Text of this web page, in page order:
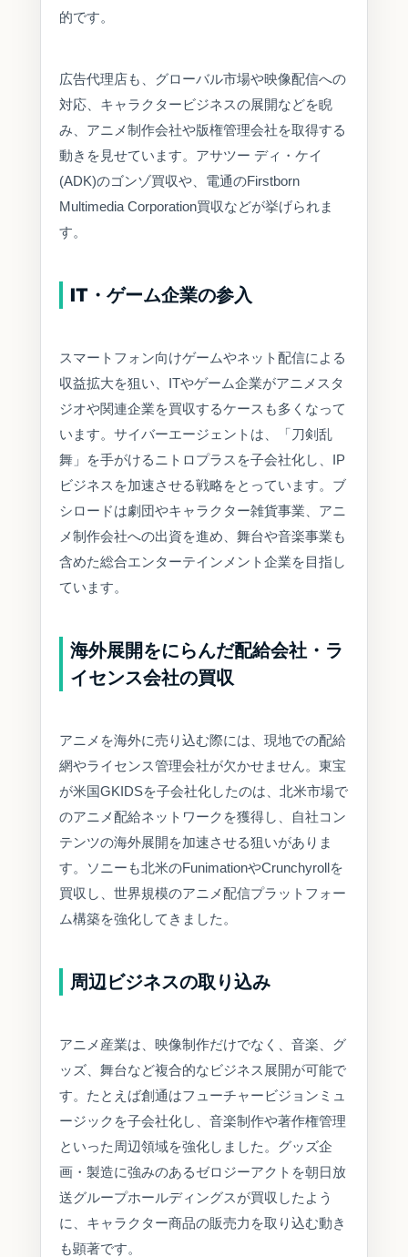
的です。
広告代理店も、グローバル市場や映像配信への
対応、キャラクタービジネスの展開などを睨
み、アニメ制作会社や版権管理会社を取得する
動きを見せています。アサツー ディ・ケイ
(ADK)のゴンゾ買収や、電通のFirstborn
Multimedia Corporation買収などが挙げられま
す。
IT・ゲーム企業の参入
スマートフォン向けゲームやネット配信による
収益拡大を狙い、ITやゲーム企業がアニメスタ
ジオや関連企業を買収するケースも多くなって
います。サイバーエージェントは、「刀剣乱
舞」を手がけるニトロプラスを子会社化し、IP
ビジネスを加速させる戦略をとっています。ブ
シロードは劇団やキャラクター雑貨事業、アニ
メ制作会社への出資を進め、舞台や音楽事業も
含めた総合エンターテインメント企業を目指し
ています。
海外展開をにらんだ配給会社・ラ
イセンス会社の買収
アニメを海外に売り込む際には、現地での配給
網やライセンス管理会社が欠かせません。東宝
が米国GKIDSを子会社化したのは、北米市場で
のアニメ配給ネットワークを獲得し、自社コン
テンツの海外展開を加速させる狙いがありま
す。ソニーも北米のFunimationやCrunchyrollを
買収し、世界規模のアニメ配信プラットフォー
ム構築を強化してきました。
周辺ビジネスの取り込み
アニメ産業は、映像制作だけでなく、音楽、グ
ッズ、舞台など複合的なビジネス展開が可能で
す。たとえば創通はフューチャービジョンミュ
ージックを子会社化し、音楽制作や著作権管理
といった周辺領域を強化しました。グッズ企
画・製造に強みのあるゼロジーアクトを朝日放
送グループホールディングスが買収したよう
に、キャラクター商品の販売力を取り込む動き
も顕著です。